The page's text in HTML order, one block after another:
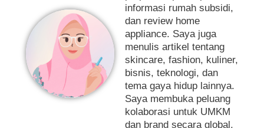
informasi rumah subsidi,
dan review home
appliance. Saya juga
menulis artikel tentang
skincare, fashion, kuliner,
bisnis, teknologi, dan
tema gaya hidup lainnya.
Saya membuka peluang
kolaborasi untuk UMKM
dan brand secara global.